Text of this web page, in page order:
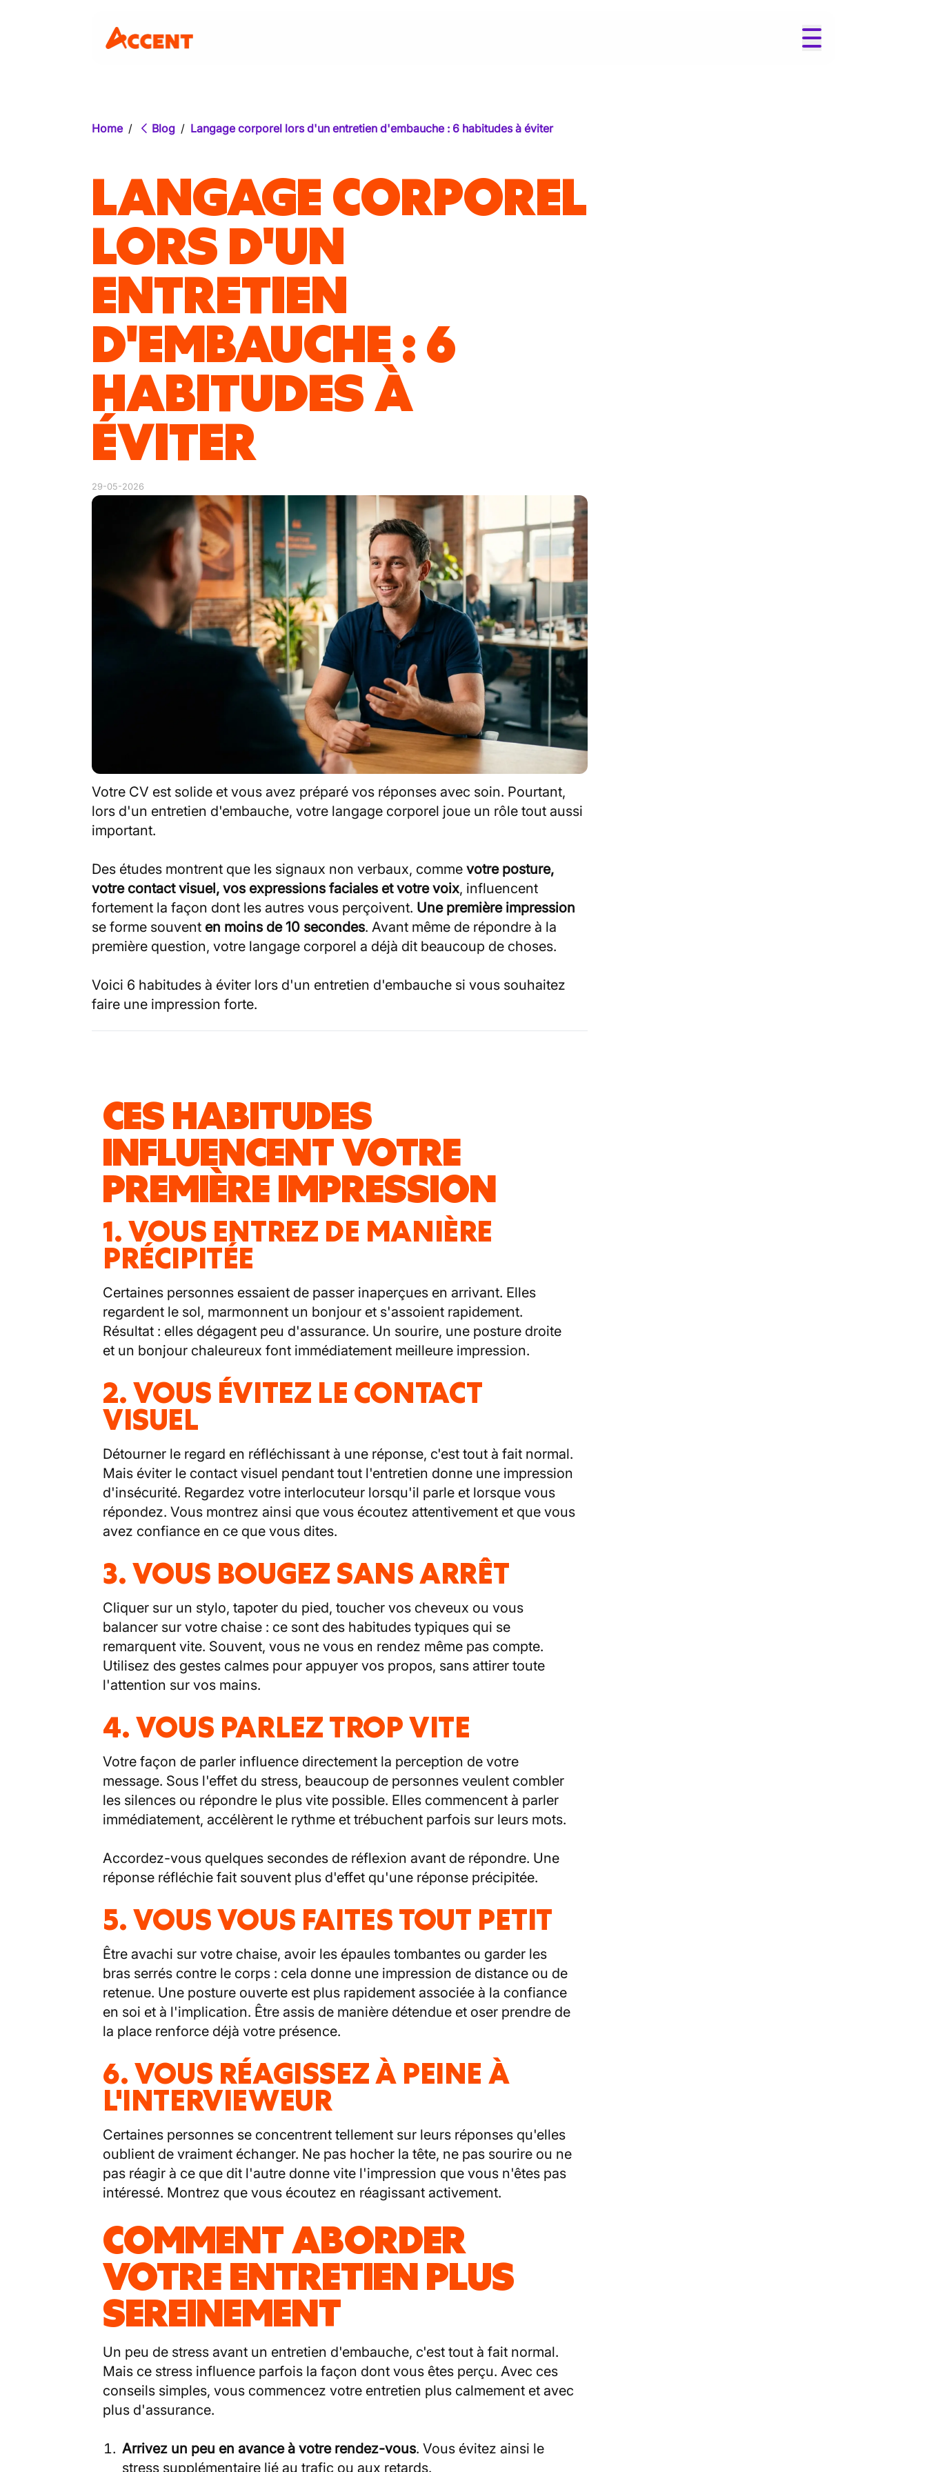
Home / Blog / Langage corporel lors d'un entretien d'embauche : 6 habitudes à éviter
LANGAGE CORPOREL
LORS D'UN
ENTRETIEN
D'EMBAUCHE : 6
HABITUDES À
ÉVITER
29-05-2026
Votre CV est solide et vous avez préparé vos réponses avec soin. Pourtant,
lors d'un entretien d'embauche, votre langage corporel joue un rôle tout aussi
important.
Des études montrent que les signaux non verbaux, comme votre posture,
votre contact visuel, vos expressions faciales et votre voix, influencent
fortement la façon dont les autres vous perçoivent. Une première impression
se forme souvent en moins de 10 secondes. Avant même de répondre à la
première question, votre langage corporel a déjà dit beaucoup de choses.
Voici 6 habitudes à éviter lors d'un entretien d'embauche si vous souhaitez
faire une impression forte.
CES HABITUDES
INFLUENCENT VOTRE
PREMIÈRE IMPRESSION
1. VOUS ENTREZ DE MANIÈRE
PRÉCIPITÉE
Certaines personnes essaient de passer inaperçues en arrivant. Elles
regardent le sol, marmonnent un bonjour et s'assoient rapidement.
Résultat : elles dégagent peu d'assurance. Un sourire, une posture droite
et un bonjour chaleureux font immédiatement meilleure impression.
2. VOUS ÉVITEZ LE CONTACT
VISUEL
Détourner le regard en réfléchissant à une réponse, c'est tout à fait normal.
Mais éviter le contact visuel pendant tout l'entretien donne une impression
d'insécurité. Regardez votre interlocuteur lorsqu'il parle et lorsque vous
répondez. Vous montrez ainsi que vous écoutez attentivement et que vous
avez confiance en ce que vous dites.
3. VOUS BOUGEZ SANS ARRÊT
Cliquer sur un stylo, tapoter du pied, toucher vos cheveux ou vous
balancer sur votre chaise : ce sont des habitudes typiques qui se
remarquent vite. Souvent, vous ne vous en rendez même pas compte.
Utilisez des gestes calmes pour appuyer vos propos, sans attirer toute
l'attention sur vos mains.
4. VOUS PARLEZ TROP VITE
Votre façon de parler influence directement la perception de votre
message. Sous l'effet du stress, beaucoup de personnes veulent combler
les silences ou répondre le plus vite possible. Elles commencent à parler
immédiatement, accélèrent le rythme et trébuchent parfois sur leurs mots.
Accordez-vous quelques secondes de réflexion avant de répondre. Une
réponse réfléchie fait souvent plus d'effet qu'une réponse précipitée.
5. VOUS VOUS FAITES TOUT PETIT
Être avachi sur votre chaise, avoir les épaules tombantes ou garder les
bras serrés contre le corps : cela donne une impression de distance ou de
retenue. Une posture ouverte est plus rapidement associée à la confiance
en soi et à l'implication. Être assis de manière détendue et oser prendre de
la place renforce déjà votre présence.
6. VOUS RÉAGISSEZ À PEINE À
L'INTERVIEWEUR
Certaines personnes se concentrent tellement sur leurs réponses qu'elles
oublient de vraiment échanger. Ne pas hocher la tête, ne pas sourire ou ne
pas réagir à ce que dit l'autre donne vite l'impression que vous n'êtes pas
intéressé. Montrez que vous écoutez en réagissant activement.
COMMENT ABORDER
VOTRE ENTRETIEN PLUS
SEREINEMENT
Un peu de stress avant un entretien d'embauche, c'est tout à fait normal.
Mais ce stress influence parfois la façon dont vous êtes perçu. Avec ces
conseils simples, vous commencez votre entretien plus calmement et avec
plus d'assurance.
Arrivez un peu en avance à votre rendez-vous. Vous évitez ainsi le
stress supplémentaire lié au trafic ou aux retards.